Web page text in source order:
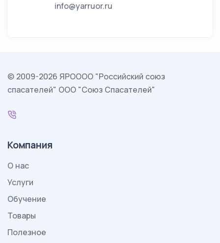
info@yarruor.ru
© 2009-2026 ЯРОООО "Российский союз
спасателей" ООО "Союз Спасателей"
Компания
О нас
Услуги
Обучение
Товары
Полезное